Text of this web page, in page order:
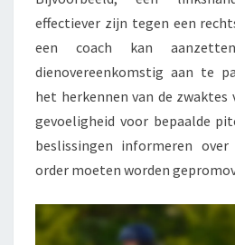
effectiever zijn tegen een
een coach kan
dienovereenkomstig aan te
het herkennen van de zwaktes
gevoeligheid voor bepaalde
beslissingen informeren
order moeten worden